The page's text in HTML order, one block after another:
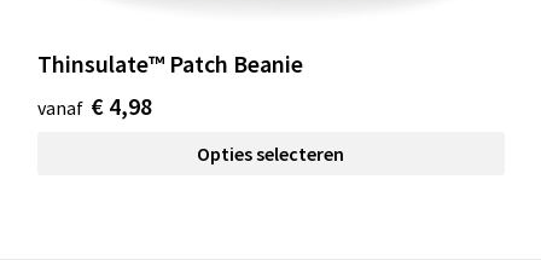
Thinsulate™ Patch Beanie
vanaf € 4,98
Opties selecteren